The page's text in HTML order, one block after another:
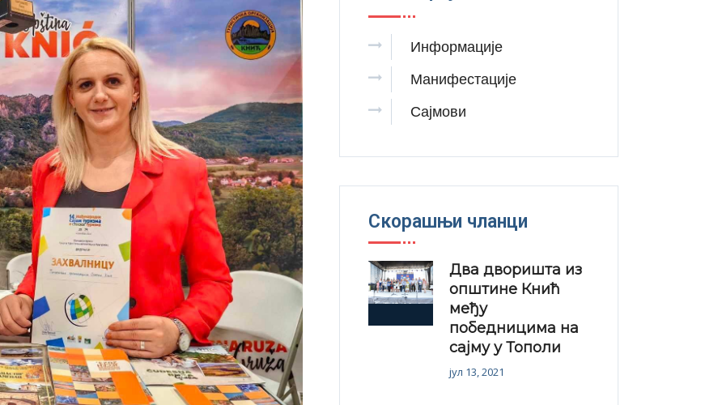
Информације
Манифестације
Сајмови
Скорашњи чланци
Два дворишта из
општине Кнић
међу
победницима на
сајму у Тополи
јул 13, 2021